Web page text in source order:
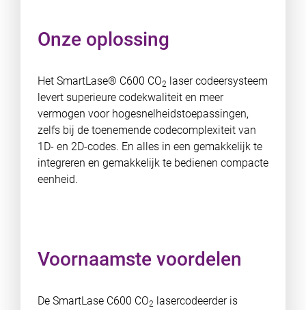
Onze oplossing
Het SmartLase® C600 CO2 laser codeersysteem
levert superieure codekwaliteit en meer
vermogen voor hogesnelheidstoepassingen,
zelfs bij de toenemende codecomplexiteit van
1D- en 2D-codes. En alles in een gemakkelijk te
integreren en gemakkelijk te bedienen compacte
eenheid.
Voornaamste voordelen
De SmartLase C600 CO2 lasercodeerder is